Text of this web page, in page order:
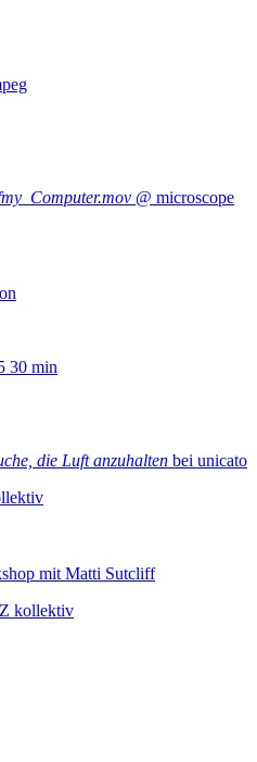
@ microscope
30 min
die Luft anzuhalten bei unicato
mit Matti Sutcliff
kollektiv